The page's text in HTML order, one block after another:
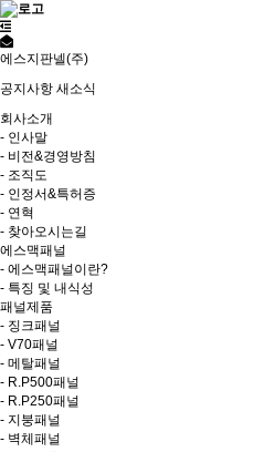
에스지판넬(주)
공지사항 새소식
회사소개
- 인사말
- 비전&경영방침
- 조직도
- 인정서&특허증
- 연혁
- 찾아오시는길
에스맥패널
- 에스맥패널이란?
- 특징 및 내식성
패널제품
- 징크패널
- V70패널
- 메탈패널
- R.P500패널
- R.P250패널
- 지붕패널
- 벽체패널